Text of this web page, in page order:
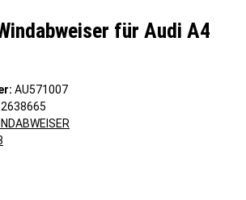
für Audi A4
AU571007